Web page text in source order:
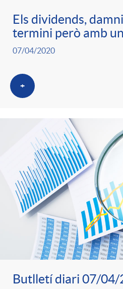
Els dividends,
termini però amb
07/04/2020
+
Butlletí diari 07/04/